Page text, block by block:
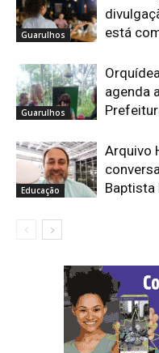
Guarulhos
está
Guarulhos
agenda
Educação
Arquivo
Baptista